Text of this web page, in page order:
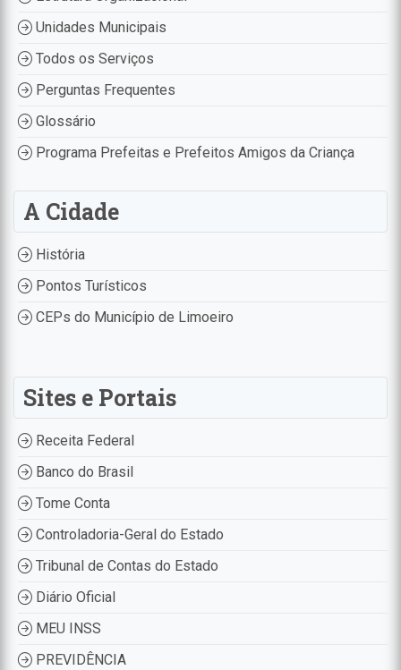
Unidades Municipais
Todos os Serviços
Perguntas Frequentes
Glossário
Programa Prefeitas e Prefeitos Amigos da Criança
A Cidade
História
Pontos Turísticos
CEPs do Município de Limoeiro
Sites e Portais
Receita Federal
Banco do Brasil
Tome Conta
Controladoria-Geral do Estado
Tribunal de Contas do Estado
Diário Oficial
MEU INSS
PREVIDÊNCIA